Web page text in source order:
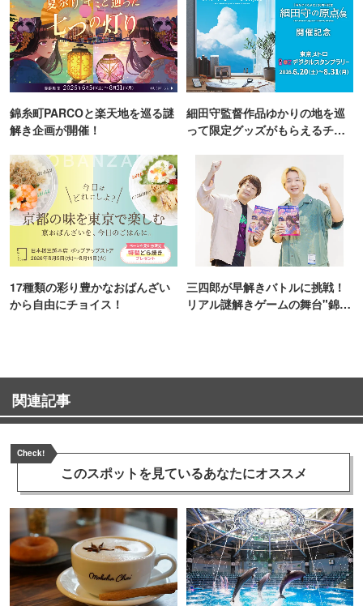
錦糸町PARCOと楽天地を巡る謎
解き企画が開催！
細田守監督作品ゆかりの地を巡
って限定グッズがもらえるチャ
17種類の彩り豊かなおばんざい
から自由にチョイス！
三四郎が早解きバトルに挑戦！
リアル謎解きゲームの舞台"錦糸
関連記事
Check!
このスポットを見ているあなたにオススメ